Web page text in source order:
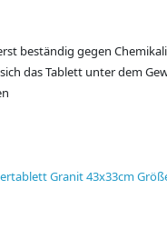
beständig gegen
das Tablett unter dem
Granit 43x33cm